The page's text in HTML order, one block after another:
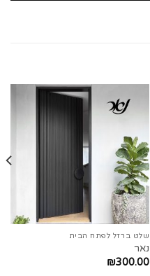
שלט ברזל לפתח הבית
נאר
₪300.00